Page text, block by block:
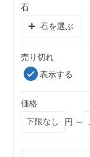
石
石を選ぶ
売り切れ
表示する
価格
円 ～